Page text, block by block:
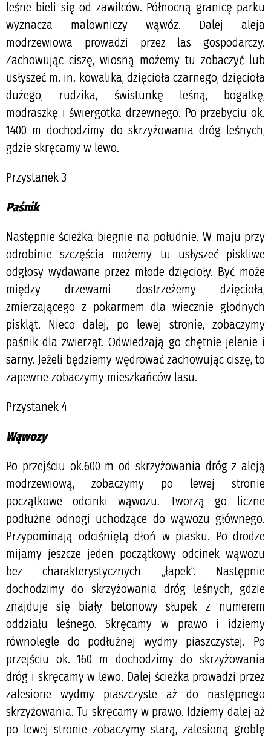
leśne bieli się od zawilców. Północną granicę parku
wyznacza malowniczy wąwóz. Dalej aleja
modrzewiowa prowadzi przez las gospodarczy.
Zachowując ciszę, wiosną możemy tu zobaczyć lub
usłyszeć m. in. kowalika, dzięcioła czarnego, dzięcioła
dużego, rudzika, świstunkę leśną, bogatkę,
modraszkę i świergotka drzewnego. Po przebyciu ok.
1400 m dochodzimy do skrzyżowania dróg leśnych,
gdzie skręcamy w lewo.
Przystanek 3
Paśnik
Następnie ścieżka biegnie na południe. W maju przy
odrobinie szczęścia możemy tu usłyszeć piskliwe
odgłosy wydawane przez młode dzięcioły. Być może
między drzewami dostrzeżemy dzięcioła,
zmierzającego z pokarmem dla wiecznie głodnych
piskląt. Nieco dalej, po lewej stronie, zobaczymy
paśnik dla zwierząt. Odwiedzają go chętnie jelenie i
sarny. Jeżeli będziemy wędrować zachowując ciszę, to
zapewne zobaczymy mieszkańców lasu.
Przystanek 4
Wąwozy
Po przejściu ok.600 m od skrzyżowania dróg z aleją
modrzewiową, zobaczymy po lewej stronie
początkowe odcinki wąwozu. Tworzą go liczne
podłużne odnogi uchodzące do wąwozu głównego.
Przypominają odciśniętą dłoń w piasku. Po drodze
mijamy jeszcze jeden początkowy odcinek wąwozu
bez charakterystycznych „łapek”. Następnie
dochodzimy do skrzyżowania dróg leśnych, gdzie
znajduje się biały betonowy słupek z numerem
oddziału leśnego. Skręcamy w prawo i idziemy
równolegle do podłużnej wydmy piaszczystej. Po
przejściu ok. 160 m dochodzimy do skrzyżowania
dróg i skręcamy w lewo. Dalej ścieżka prowadzi przez
zalesione wydmy piaszczyste aż do następnego
skrzyżowania. Tu skręcamy w prawo. Idziemy dalej aż
po lewej stronie zobaczymy starą, zalesioną groblę